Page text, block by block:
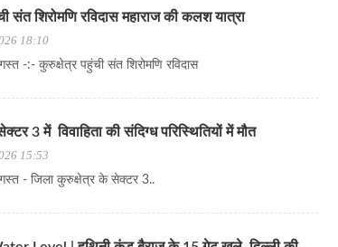
संत शिरोमणि रविदास महाराज की कलश यात्रा
18:10
-:- कुरुक्षेत्र पहुंची संत शिरोमणि रविदास
3 में विवाहिता की संदिग्ध परिस्थितियों में मौत
15:53
- जिला कुरुक्षेत्र के सेक्टर 3..